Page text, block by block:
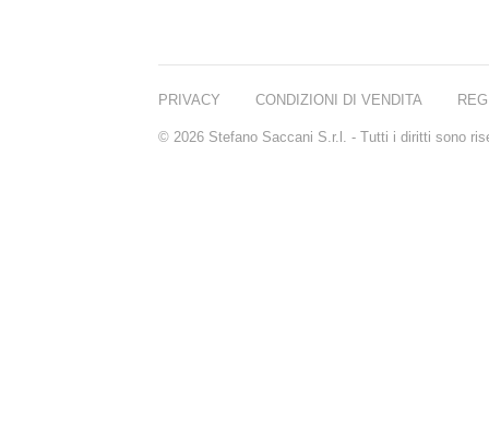
PRIVACY CONDIZIONI DI VENDITA
© 2026 Stefano Saccani S.r.l. - Tutti i diritti sono